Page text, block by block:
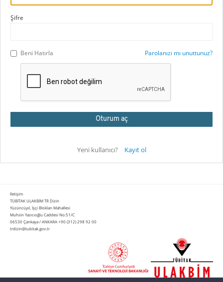
Şifre
Beni Hatırla Parolanızı mı unuttunuz?
Yeni kullanıcı? Kayıt ol
İletişim
TÜBİTAK ULAKBİM TR Dizin
Yüzüncüyıl, İşçi Blokları Mahallesi
Muhsin Yazıcıoğlu Caddesi No:51/C
06530 Çankaya / ANKARA +90 (312) 298 92 00
trdizin@tubitak.gov.tr